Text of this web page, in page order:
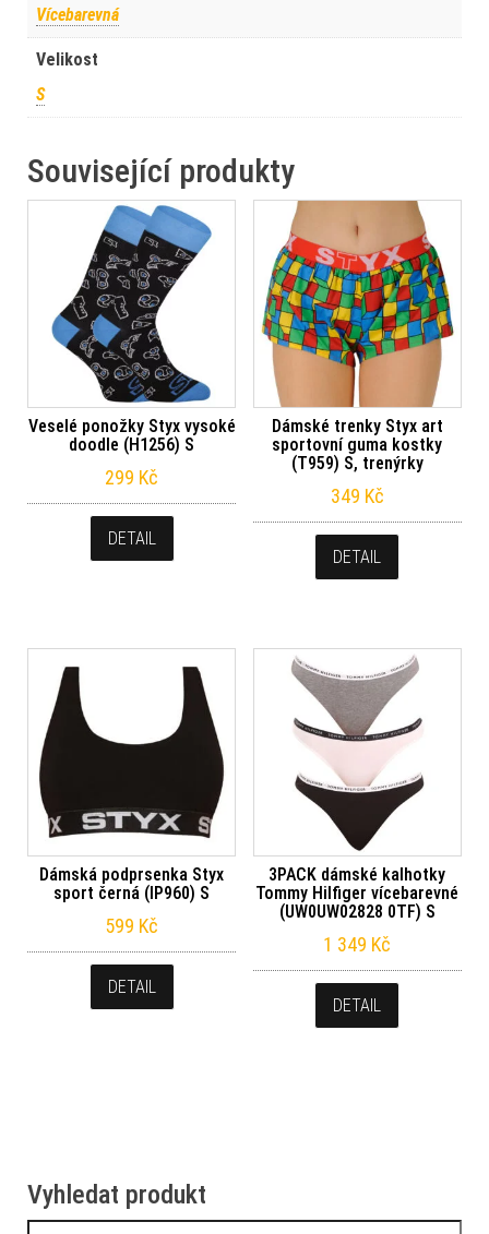
Vícebarevná
Velikost
S
Související produkty
Veselé ponožky Styx vysoké
doodle (H1256) S
299 Kč
DETAIL
Dámské trenky Styx art
sportovní guma kostky
(T959) S, trenýrky
349 Kč
DETAIL
Dámská podprsenka Styx
sport černá (IP960) S
599 Kč
DETAIL
3PACK dámské kalhotky
Tommy Hilfiger vícebarevné
(UW0UW02828 0TF) S
1 349 Kč
DETAIL
Vyhledat produkt